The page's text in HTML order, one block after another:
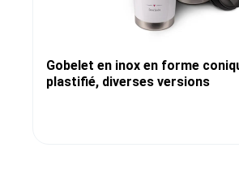
Gobelet en inox en forme
plastifié, diverses versions